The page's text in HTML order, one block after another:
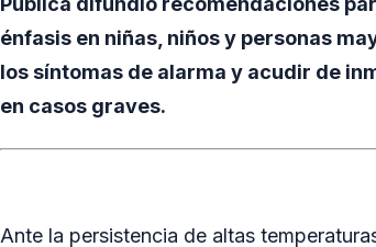
énfasis en niñas, niños y personas
los síntomas de alarma y acudir de
en casos graves.
Ante la persistencia de altas